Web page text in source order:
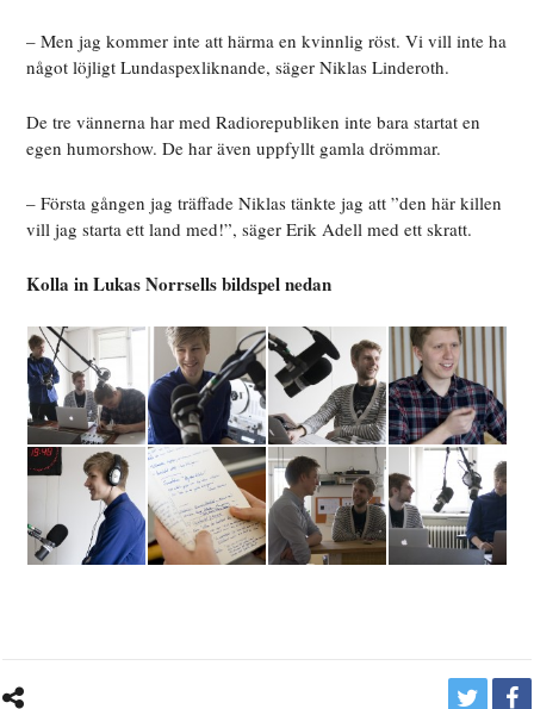
– Men jag kommer inte att härma en kvinnlig röst. Vi vill inte ha
något löjligt Lundaspexliknande, säger Niklas Linderoth.
De tre vännerna har med Radiorepubliken inte bara startat en
egen humorshow. De har även uppfyllt gamla drömmar.
– Första gången jag träffade Niklas tänkte jag att ”den här killen
vill jag starta ett land med!”, säger Erik Adell med ett skratt.
Kolla in Lukas Norrsells bildspel nedan